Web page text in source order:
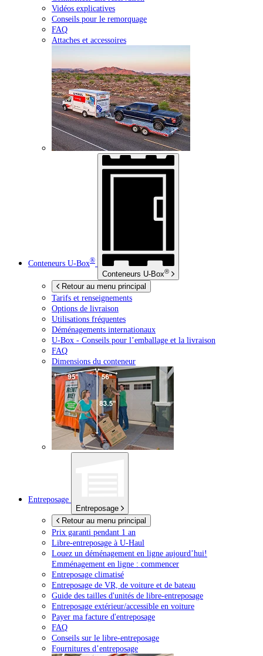
Vidéos explicatives
Conseils pour le remorquage
FAQ
Attaches et accessoires
Conteneurs U-Box®
Conteneurs U-Box®
Retour au menu principal
Tarifs et renseignements
Options de livraison
Utilisations fréquentes
Déménagements internationaux
U-Box - Conseils pour l’emballage et la livraison
FAQ
Dimensions du conteneur
Entreposage
Entreposage
Retour au menu principal
Prix garanti pendant 1 an
Libre-entreposage à U-Haul
Louez un déménagement en ligne aujourd’hui!
Emménagement en ligne : commencer
Entreposage climatisé
Entreposage de VR, de voiture et de bateau
Guide des tailles d'unités de libre-entreposage
Entreposage extérieur/accessible en voiture
Payer ma facture d'entreposage
FAQ
Conseils sur le libre-entreposage
Fournitures d’entreposage